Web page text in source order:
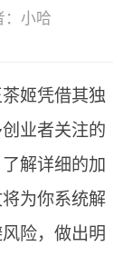
：小哈
姬凭借其独
业者关注的
解详细的加
为你系统解
险，做出明